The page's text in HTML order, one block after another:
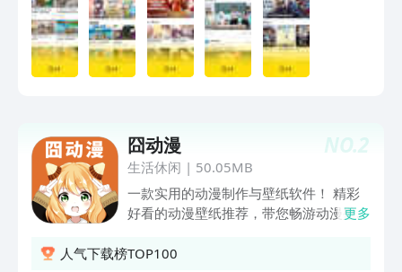
NO.2
囧动漫
生活休闲 | 50.05MB
一款实用的动漫制作与壁纸软件！ 精彩
好看的动漫壁纸推荐，带您畅游动漫壁纸
趣味又好玩。 为漫迷们精心打造，快来
更多
人气下载榜TOP100